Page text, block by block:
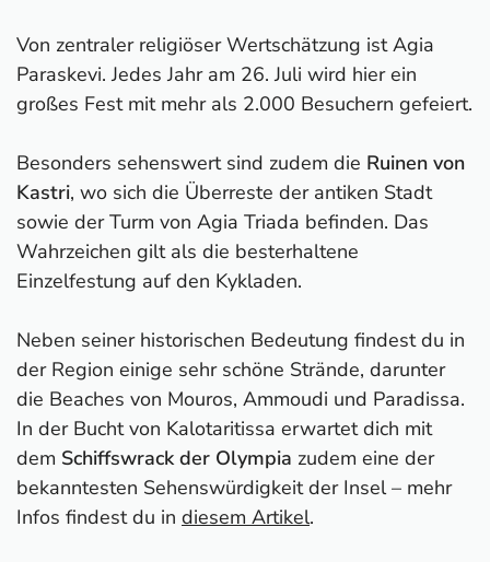
Von zentraler religiöser Wertschätzung ist Agia
Paraskevi. Jedes Jahr am 26. Juli wird hier ein
großes Fest mit mehr als 2.000 Besuchern gefeiert.
Besonders sehenswert sind zudem die Ruinen von
Kastri, wo sich die Überreste der antiken Stadt
sowie der Turm von Agia Triada befinden. Das
Wahrzeichen gilt als die besterhaltene
Einzelfestung auf den Kykladen.
Neben seiner historischen Bedeutung findest du in
der Region einige sehr schöne Strände, darunter
die Beaches von Mouros, Ammoudi und Paradissa.
In der Bucht von Kalotaritissa erwartet dich mit
dem Schiffswrack der Olympia zudem eine der
bekanntesten Sehenswürdigkeit der Insel – mehr
Infos findest du in diesem Artikel.